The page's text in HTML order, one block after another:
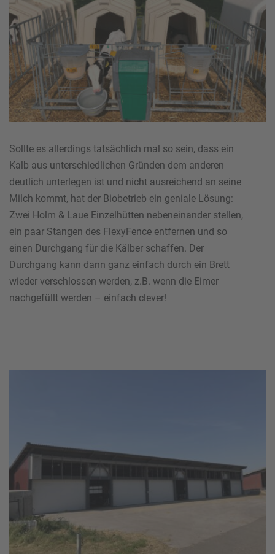
Sollte es allerdings tatsächlich mal so sein, dass ein
Kalb aus unterschiedlichen Gründen dem anderen
deutlich unterlegen ist und nicht ausreichend an seine
Milch kommt, hat der Biobetrieb ein geniale Lösung:
Zwei Holm & Laue Einzelhütten nebeneinander stellen,
ein paar Stangen des FlexyFence entfernen und so
einen Durchgang für die Kälber schaffen. Der
Durchgang kann dann ganz einfach durch ein Brett
wieder verschlossen werden, z.B. wenn die Eimer
nachgefüllt werden – einfach clever!